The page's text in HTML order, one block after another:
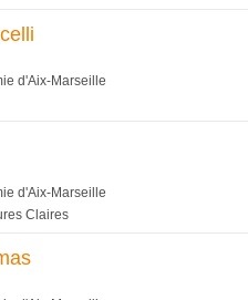
d'Aix-Marseille
d'Aix-Marseille
Claires